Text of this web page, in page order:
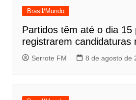
Brasil/Mundo
Partidos têm até o dia 15
registrarem candidaturas
Serrote FM 8 de agosto de